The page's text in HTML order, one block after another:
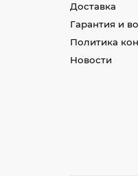
Доставка
Гарантия и
Политика
Новости